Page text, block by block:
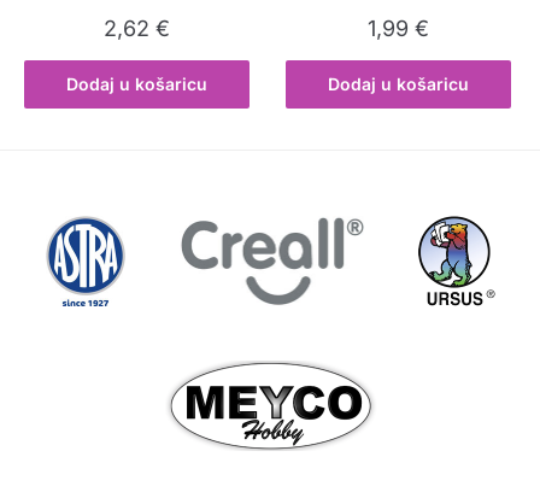
2,62€
Dodaj u košaricu
1,99€
Dodaj u košaricu